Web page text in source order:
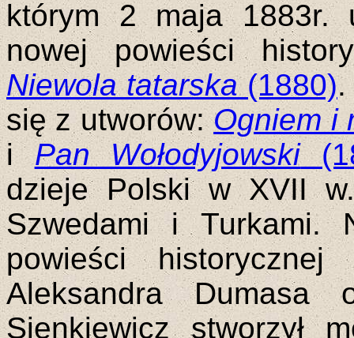
którym 2 maja 1883r.
nowej powieści
Niewola tatarska(1880).
się z utworów:Ogniem i
iPan Wołodyjowski
dzieje Polski w XVII
Szwedami i Turkami.
powieści
Aleksandra Dumasa
Sienkiewicz stworzył